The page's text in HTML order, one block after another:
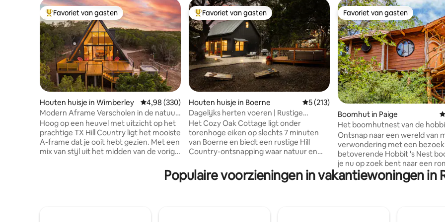
Topfavoriet van gasten
Favoriet van gasten
Houten huisje in Wimberley Gemiddelde beoordeling van 4,98 op 5, 330 recensies
4,98 (330)
Modern Aframe Verscholen in de natuur
**hottub & uitzicht**
Hoog op een heuvel met uitzicht op het
prachtige TX Hill Country ligt het mooiste
A-frame dat je ooit hebt gezien. Met een
mix van stijl uit het midden van de vorige
ruimte prachtig. De hut ligt verscholen in
een zak van de natuur, omringd door drie
Topfavoriet van gasten
Favoriet van gasten
Houten huisje in Boerne Gemiddelde beoordeling van 5 op 5, 213
5 (213)
Dagelijks herten voeren | Rustige
gezellige hut in de heuvels
Het Cozy Oak Cottage ligt onder
torenhoge eiken op slechts 7 minuten
van Boerne en biedt een rustige Hill
Country-ontsnapping waar natuur en
kopje koffie terwijl herten voorbij
wandelen, zie onze vriendelijke
Favoriet van gasten
Favoriet van gasten
Boomhut in Paige
Het boomhutnest van de
Ontsnap naar een wereld van
verwondering met een bezoek
betoverende Hobbit 's Nest
je nu op zoek bent naar een
uitje of een leuke
unieke glamping-ervaring
Pines Forest, belooft het Hobbit
Populaire voorzieningen in vakantiewoningen in